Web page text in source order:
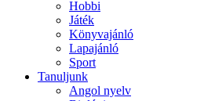
Hobbi
Játék
Könyvajánló
Lapajánló
Sport
Tanuljunk
Angol nyelv